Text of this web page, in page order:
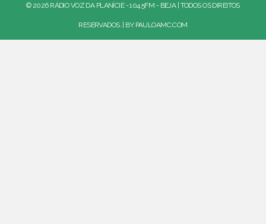
© 2026 RÁDIO VOZ DA PLANÍCIE - 104.5FM - BEJA | TODOS OS DIREITOS
RESERVADOS. | BY PAULOAMC.COM